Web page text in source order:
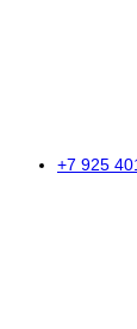
+7 925